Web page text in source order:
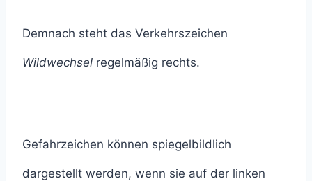
Demnach steht das Verkehrszeichen
Wildwechsel regelmäßig rechts.
Gefahrzeichen können spiegelbildlich
dargestellt werden, wenn sie auf der linken